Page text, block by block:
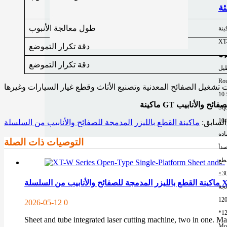
طول معالجة الأنبوب
دقة تكرار التموضع
دقة تكرار التموضع
السابق:
التوصيات ذات الصلة
2026-05-12 0
Sheet and tube integrated laser cutting machine, two in one.